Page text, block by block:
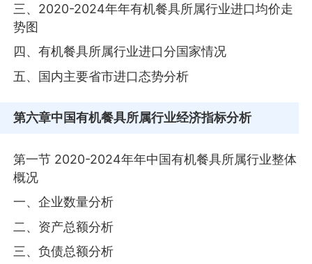
三、2020-2024年年有机餐具所属行业进口均价走
势图
四、有机餐具所属行业进口分国家情况
五、国内主要省市进口态势分析
第六章中国有机餐具所属行业经济指标分析
第一节 2020-2024年年中国有机餐具所属行业整体
概况
一、企业数量分析
二、资产总额分析
三、负债总额分析